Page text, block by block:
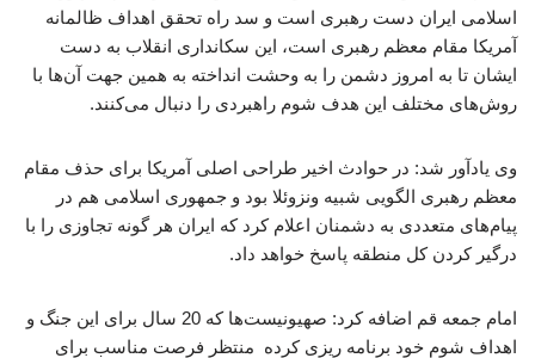
اسلامی ایران دست رهبری است و سد راه تحقق اهداف ظالمانه
آمریکا مقام معظم رهبری است، این سکانداری انقلاب به دست
ایشان تا به امروز دشمن را به وحشت انداخته به همین جهت آن‌ها با
روش‌های مختلف این هدف شوم راهبردی را دنبال می‌کنند.
وی یادآور شد: در حوادث اخیر طراحی اصلی آمریکا برای حذف مقام
معظم رهبری الگویی شبیه ونزوئلا بود و جمهوری اسلامی هم در
پیام‌های متعددی به دشمنان اعلام کرد که ایران هر گونه تجاوزی را با
درگیر کردن کل منطقه پاسخ خواهد داد.
امام جمعه قم اضافه کرد: صهیونیست‌ها که 20 سال برای این جنگ و
اهداف شوم خود برنامه ریزی کرده منتظر فرصت مناسب برای